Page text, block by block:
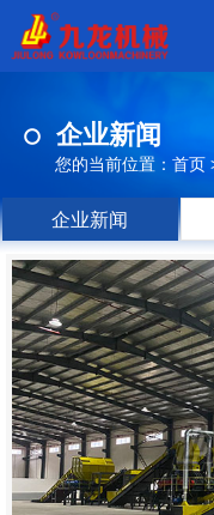
品
视
频
现
场
方
案
动
态联
企业新闻
您的当前位置： 首页
企业新闻